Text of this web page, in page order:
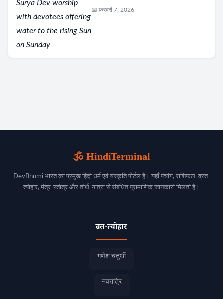
📅 फ़रवरी 7, 2026
🕉️ HindiTerminal
DevBhumi भारत का प्रमुख हिंदी धर्म एवं संस्कृति पोर्टल है। यहाँ पंचांग, राशिफल, व्रत-
त्योहार, मंत्र-स्तोत्र और तीर्थ-यात्रा से संबंधित प्रामाणिक जानकारी मिलती है।
व्रत-त्योहार
गणेश चतुर्थी
नवरात्रि